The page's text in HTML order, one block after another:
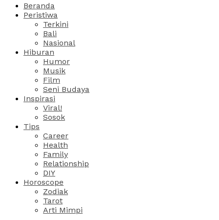
Beranda
Peristiwa
Terkini
Bali
Nasional
Hiburan
Humor
Musik
Film
Seni Budaya
Inspirasi
Viral!
Sosok
Tips
Career
Health
Family
Relationship
DIY
Horoscope
Zodiak
Tarot
Arti Mimpi